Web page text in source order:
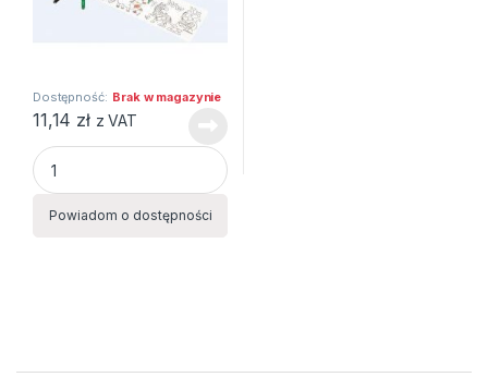
Dostępność: Brak w magazynie
11,14 zł z VAT
Kolorowanka w rolce mini 10x85 samoprzylepna + kr
Powiadom o dostępności